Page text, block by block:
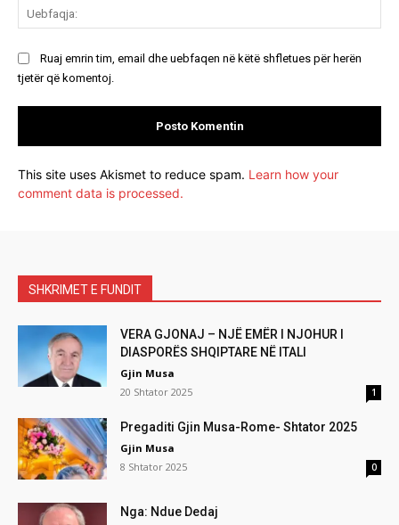
Ruaj emrin tim, email dhe uebfaqen në këtë shfletues për herën
tjetër që komentoj.
This site uses Akismet to reduce spam. Learn how your
comment data is processed.
SHKRIMET E FUNDIT
VERA GJONAJ – NJË EMËR I NJOHUR I
DIASPORËS SHQIPTARE NË ITALI
Gjin Musa
20 Shtator 2025
1
Pregaditi Gjin Musa-Rome- Shtator 2025
Gjin Musa
8 Shtator 2025
0
Nga: Ndue Dedaj